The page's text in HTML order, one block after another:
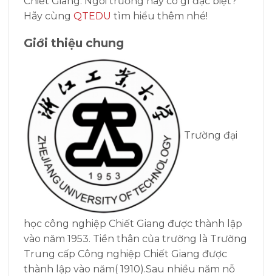
Hãy cùng QTEDU tìm hiểu thêm nhé!
Giới thiệu chung
Trường đại
học công nghiệp Chiết Giang được thành lập
vào năm 1953. Tiền thân của trường là Trường
Trung cấp Công nghiệp Chiết Giang được
thành lập vào năm( 1910).Sau nhiều năm nỗ